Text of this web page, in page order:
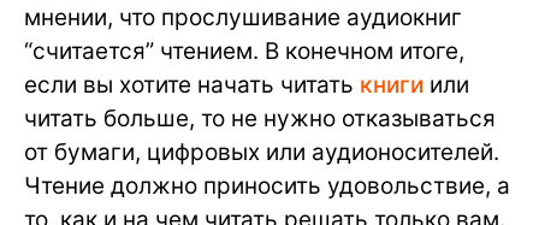
мнении, что прослушивание аудиокниг
“считается” чтением. В конечном итоге,
если вы хотите начать читать книги или
читать больше, то не нужно отказываться
от бумаги, цифровых или аудионосителей.
Чтение должно приносить удовольствие, а